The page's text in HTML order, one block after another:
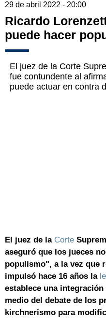
29 de abril 2022 - 20:00
Ricardo
puede hacer
El juez de la Corte
fue contundente al
puede actuar en contra
El juez de la Corte
aseguró que los jueces
populismo", a la vez que
impulsó hace 16 años la
establece una
medio del debate de los
kirchnerismo para